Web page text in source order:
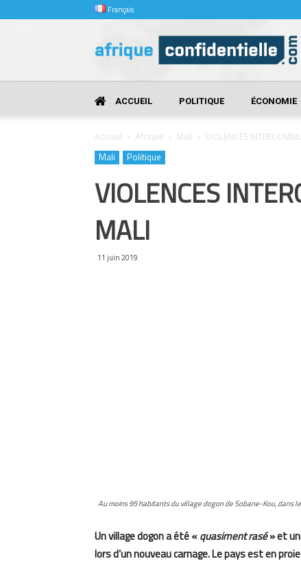
Français
Confidentielle
ACCUEIL POLITIQUE ÉCONOMIE
Accueil Afrique Mali VIOLENCES
Mali Politique
VIOLENCES
MALI
11 juin 2019
Au moins 95 habitants du village dogon de Sobane-Kou, dans
Un village dogon a été «quasiment rasé» et
lors d’un nouveau carnage. Le pays est en